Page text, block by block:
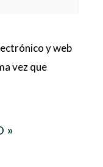
y web
vez que